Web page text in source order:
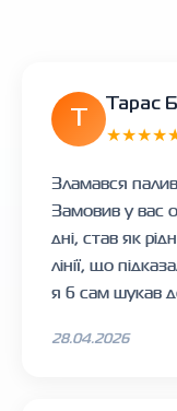
Тарас
Зламався
Замовив у вас
дні, став як
лінії, що
я б сам шукав
28.04.2026